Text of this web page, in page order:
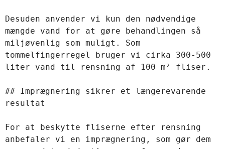
Desuden anvender vi kun den nødvendige
mængde vand for at gøre behandlingen så
miljøvenlig som muligt. Som
tommelfingerregel bruger vi cirka 300-500
liter vand til rensning af 100 m² fliser.
## Imprægnering sikrer et længerevarende
resultat
For at beskytte fliserne efter rensning
anbefaler vi en imprægnering, som gør dem